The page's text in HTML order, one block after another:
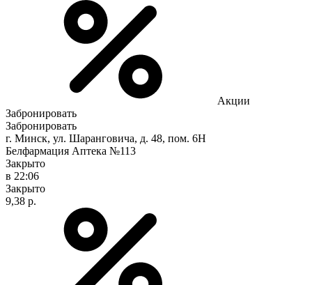
Акции
Забронировать
Забронировать
г. Минск, ул. Шаранговича, д. 48, пом. 6Н
Белфармация Аптека №113
Закрыто
в 22:06
Закрыто
9,38 р.